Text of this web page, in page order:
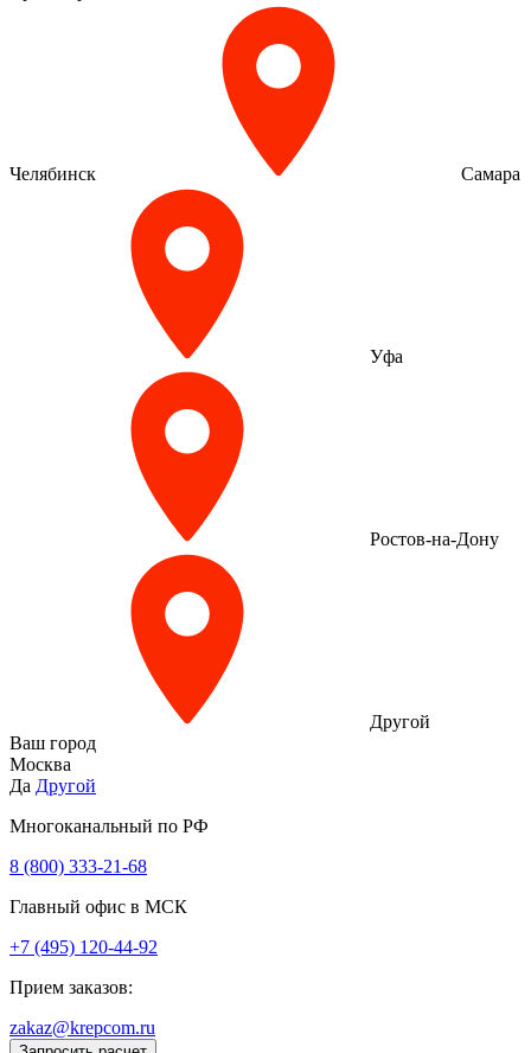
Челябинск Самара
Уфа
Ростов-на-Дону
Другой
Ваш город
Москва
Да Другой
Многоканальный по РФ
8 (800) 333‑21-68
Главный офис в МСК
+7 (495) 120-44-92
Прием заказов:
zakaz@krepcom.ru